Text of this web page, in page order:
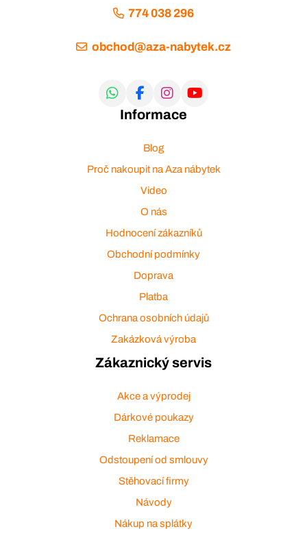
774 038 296
obchod@aza-nabytek.cz
Informace
Blog
Proč nakoupit na Aza nábytek
Video
O nás
Hodnocení zákazníků
Obchodní podmínky
Doprava
Platba
Ochrana osobních údajů
Zakázková výroba
Zákaznický servis
Akce a výprodej
Dárkové poukazy
Reklamace
Odstoupení od smlouvy
Stěhovací firmy
Návody
Nákup na splátky